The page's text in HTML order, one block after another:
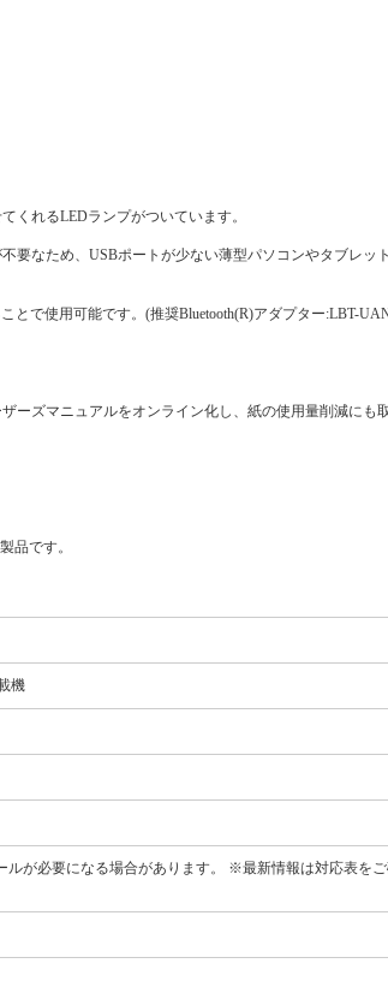
くれるLEDランプがついています。
要なため、USBポートが少ない薄型パソコンやタブレッ
で使用可能です。(推奨Bluetooth(R)アダプター:LBT-
ーズマニュアルをオンライン化し、紙の使用量削減にも
品です。
機
が必要になる場合があります。 ※最新情報は対応表をご